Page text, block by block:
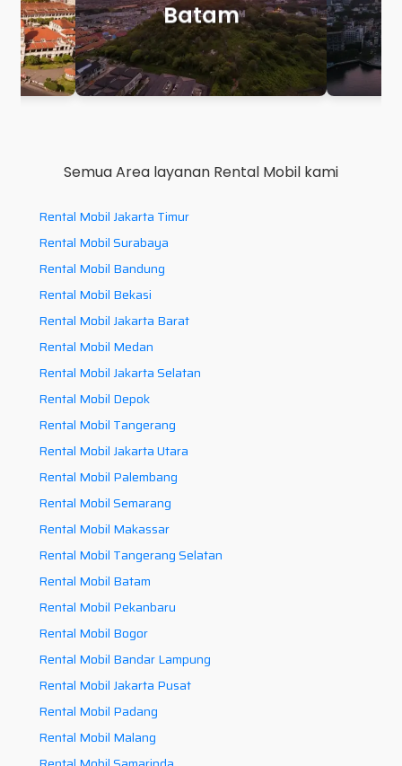
Makassar
Semua Area layanan Rental Mobil kami
Rental Mobil Jakarta Timur
Rental Mobil Surabaya
Rental Mobil Bandung
Rental Mobil Bekasi
Rental Mobil Jakarta Barat
Rental Mobil Medan
Rental Mobil Jakarta Selatan
Rental Mobil Depok
Rental Mobil Tangerang
Rental Mobil Jakarta Utara
Rental Mobil Palembang
Rental Mobil Semarang
Rental Mobil Makassar
Rental Mobil Tangerang Selatan
Rental Mobil Batam
Rental Mobil Pekanbaru
Rental Mobil Bogor
Rental Mobil Bandar Lampung
Rental Mobil Jakarta Pusat
Rental Mobil Padang
Rental Mobil Malang